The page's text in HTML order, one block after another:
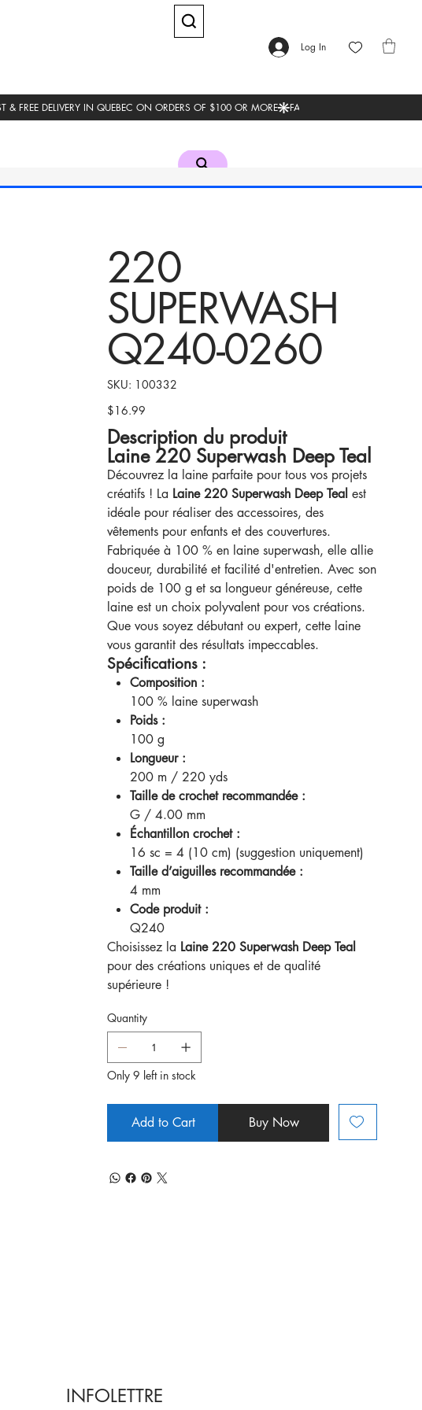
Log In
220
SUPERWASH
Q240-0260
SKU:
SKU
100332
100332
Price
$16.99
Description du produit
Laine 220 Superwash Deep Teal
Découvrez la laine parfaite pour tous vos projets
créatifs ! La Laine 220 Superwash Deep Tealest
idéale pour réaliser des accessoires, des
vêtements pour enfants et des couvertures.
Fabriquée à 100 % en laine superwash, elle allie
douceur, durabilité et facilité d'entretien. Avec son
poids de 100 g et sa longueur généreuse, cette
laine est un choix polyvalent pour vos créations.
Que vous soyez débutant ou expert, cette laine
vous garantit des résultats impeccables.
Spécifications :
Composition :
100 % laine superwash
Poids :
100 g
Longueur :
200 m / 220 yds
Taille de crochet recommandée :
G / 4.00 mm
Échantillon crochet :
16 sc = 4 (10 cm) (suggestion uniquement)
Taille d’aiguilles recommandée :
4 mm
Code produit :
Q240
Choisissez la Laine 220 Superwash Deep Teal
pour des créations uniques et de qualité
supérieure !
Quantity
Only 9 left in stock
Add to Cart Buy Now
INFOLETTRE